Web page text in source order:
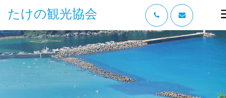
たけの観光協会
“たけの” の魅力
過ごし方
みどころ